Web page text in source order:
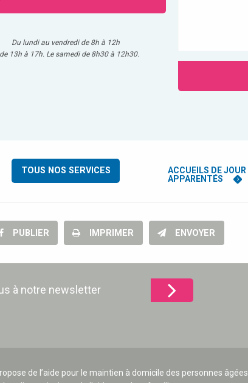
Du lundi au vendredi de 8h à 12h
13h à 17h. Le samedi de 8h30 à 12h30.
TOUS NOS SERVICES
ACCUEILS DE
APPARENTÉS
PUBLIER IMPRIMER ENVOYER
à notre newsletter
de l’aide pour le maintien à domicile des personnes